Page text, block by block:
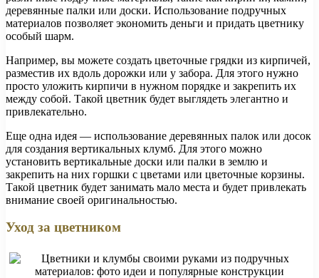
деревянные палки или доски. Использование подручных
материалов позволяет экономить деньги и придать цветнику
особый шарм.
Например, вы можете создать цветочные грядки из кирпичей,
разместив их вдоль дорожки или у забора. Для этого нужно
просто уложить кирпичи в нужном порядке и закрепить их
между собой. Такой цветник будет выглядеть элегантно и
привлекательно.
Еще одна идея — использование деревянных палок или досок
для создания вертикальных клумб. Для этого можно
установить вертикальные доски или палки в землю и
закрепить на них горшки с цветами или цветочные корзины.
Такой цветник будет занимать мало места и будет привлекать
внимание своей оригинальностью.
Уход за цветником